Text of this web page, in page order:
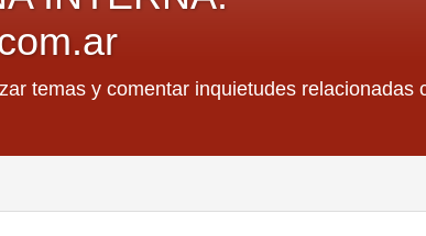
temas y comentar inquietudes relacionadas